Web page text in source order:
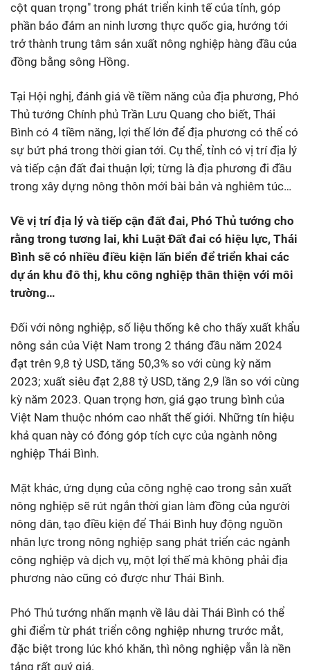
cột quan trọng" trong phát triển kinh tế của tỉnh, góp
phần bảo đảm an ninh lương thực quốc gia, hướng tới
trở thành trung tâm sản xuất nông nghiệp hàng đầu của
đồng bằng sông Hồng.
Tại Hội nghị, đánh giá về tiềm năng của địa phương, Phó
Thủ tướng Chính phủ Trần Lưu Quang cho biết, Thái
Bình có 4 tiềm năng, lợi thế lớn để địa phương có thể có
sự bứt phá trong thời gian tới. Cụ thể, tỉnh có vị trí địa lý
và tiếp cận đất đai thuận lợi; từng là địa phương đi đầu
trong xây dựng nông thôn mới bài bản và nghiêm túc…
Về vị trí địa lý và tiếp cận đất đai, Phó Thủ tướng cho
rằng trong tương lai, khi Luật Đất đai có hiệu lực, Thái
Bình sẽ có nhiều điều kiện lấn biển để triển khai các
dự án khu đô thị, khu công nghiệp thân thiện với môi
trường…
Đối với nông nghiệp, số liệu thống kê cho thấy xuất khẩu
nông sản của Việt Nam trong 2 tháng đầu năm 2024
đạt trên 9,8 tỷ USD, tăng 50,3% so với cùng kỳ năm
2023; xuất siêu đạt 2,88 tỷ USD, tăng 2,9 lần so với cùng
kỳ năm 2023. Quan trọng hơn, giá gạo trung bình của
Việt Nam thuộc nhóm cao nhất thế giới. Những tín hiệu
khả quan này có đóng góp tích cực của ngành nông
nghiệp Thái Bình.
Mặt khác, ứng dụng của công nghệ cao trong sản xuất
nông nghiệp sẽ rút ngắn thời gian làm đồng của người
nông dân, tạo điều kiện để Thái Bình huy động nguồn
nhân lực trong nông nghiệp sang phát triển các ngành
công nghiệp và dịch vụ, một lợi thế mà không phải địa
phương nào cũng có được như Thái Bình.
Phó Thủ tướng nhấn mạnh về lâu dài Thái Bình có thể
ghi điểm từ phát triển công nghiệp nhưng trước mắt,
đặc biệt trong lúc khó khăn, thì nông nghiệp vẫn là nền
tảng rất quý giá.